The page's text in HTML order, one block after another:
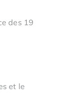
des 19
et le